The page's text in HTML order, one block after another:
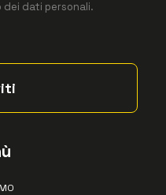
dati personali.